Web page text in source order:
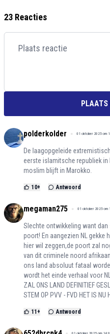
23 Reacties
PLAATS
polderkolder 01 oktober 2025 om
De laagopgeleide
eerste islamitsche republiek
moslim blijft in Marokko.
10+ Antwoord
megaman275 01 oktober 2025 om
Slechte ontwikkeling want
poort! En aangezien NL gekke
hier wil zeggen,de poort zal
van dit criminele noord
ons land absoluut fataal
wordt het einde verhaal voor NL
ZAL ONS LAND DEFINITIEF
STEM OP PVV - FVD HET IS NU
11 + Antwoord